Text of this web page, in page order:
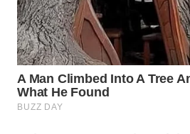
WN
SUKABUMI
WN
PURWAKARTA